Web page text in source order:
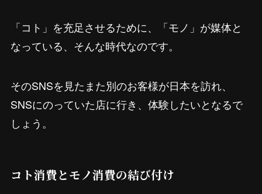
「コト」を充足させるために、「モノ」が媒体と
なっている、そんな時代なのです。
そのSNSを見たまた別のお客様が日本を訪れ、
SNSにのっていた店に行き、体験したいとなるで
しょう。
コト消費とモノ消費の結び付け